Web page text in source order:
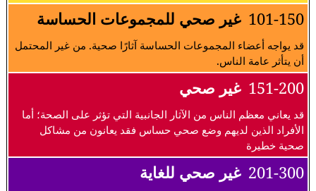
101-150 غير صحي للمجموعات الحساسة
قد يواجه أعضاء المجموعات الحساسة آثارًا صحية. من غير المحتمل
أن يتأثر عامة الناس.
151-200 غير صحي
قد يعاني معظم الناس من الآثار الجانبية التي تؤثر على الصحة؛ أما
الأفراد الذين لديهم وضع صحي حساس فقد يعانون من مشاكل
صحية خطيرة
201-300 غير صحي للغاية